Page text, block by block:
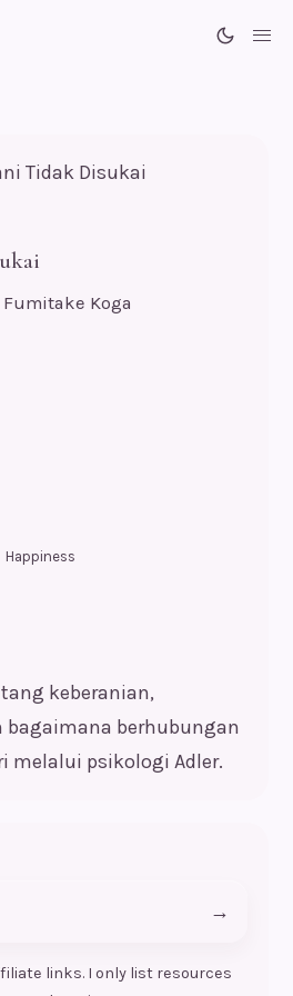
Koga
Happiness
keberanian,
bagaimana berhubungan
melalui psikologi Adler.
→
links. I only list resources